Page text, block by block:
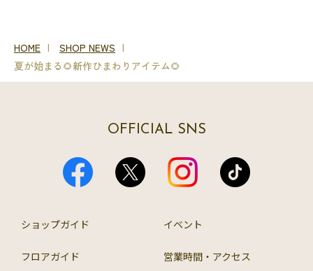
HOME
SHOP NEWS
夏が始まる🌻新作ひまわりアイテム🌻
OFFICIAL SNS
ショップガイド イベント
フロアガイド 営業時間・アクセス